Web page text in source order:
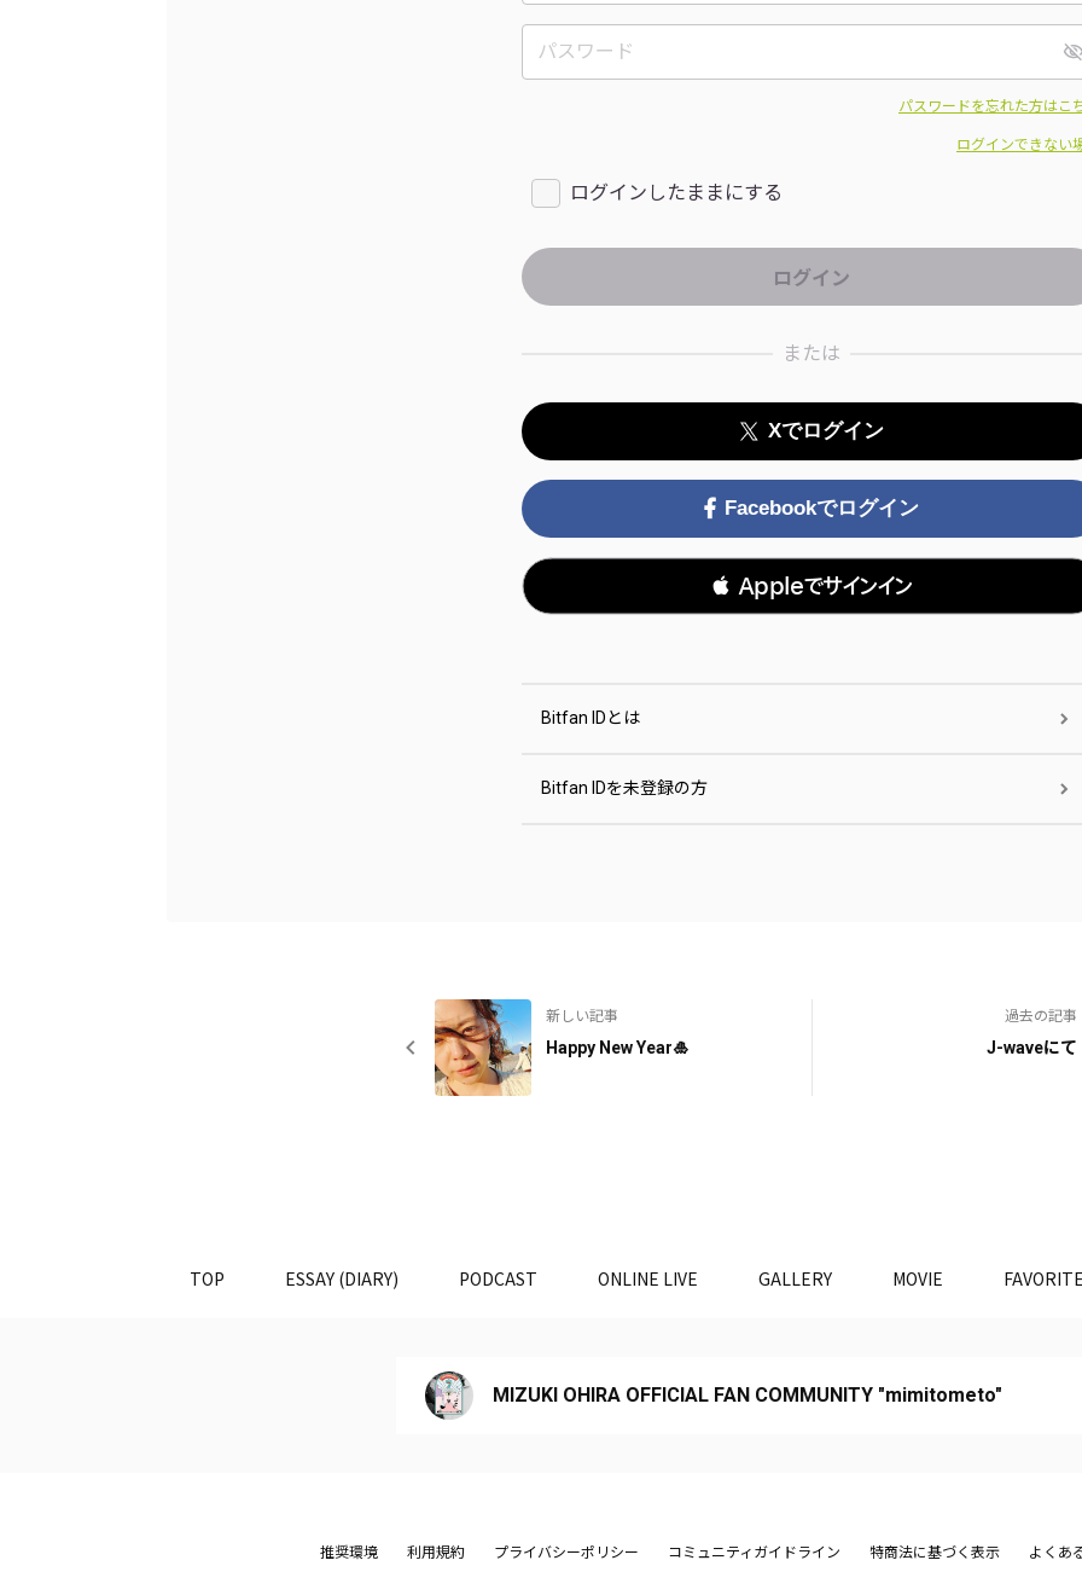
パスワードを忘れた方はこ
ログインできない
ログインしたままにする
または
Xでログイン
Facebookでログイン
 Appleでサインイン
Bitfan IDとは
Bitfan IDを未登録の方
新しい記事
Happy New Year🎍
過去の記事
J-waveにて
TOP ESSAY (DIARY) PODCAST ONLINE LIVE GALLERY MOVIE
MIZUKI OHIRA OFFICIAL FAN COMMUNITY "mimitometo"
推奨環境 利用規約 プライバシーポリシー コミュニティガイドライン 特商法に基づく表示 よくあ